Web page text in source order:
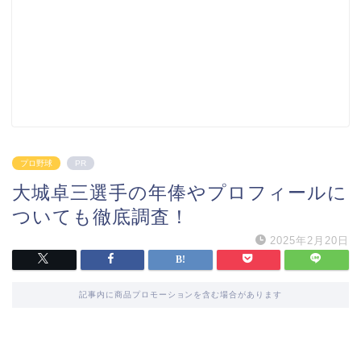
プロ野球 PR
大城卓三選手の年俸やプロフィールに
ついても徹底調査！
2025年2月20日
記事内に商品プロモーションを含む場合があります